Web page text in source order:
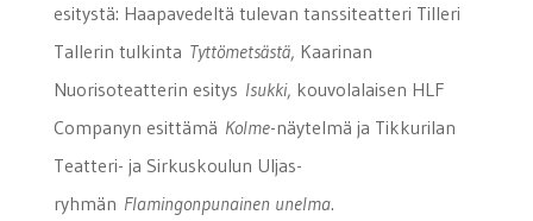
esitystä: Haapavedeltä tulevan tanssiteatteri Tilleri
Tallerin tulkinta Tyttömetsästä, Kaarinan
Nuorisoteatterin esitys Isukki, kouvolalaisen HLF
Companyn esittämä Kolme-näytelmä ja Tikkurilan
Teatteri- ja Sirkuskoulun Uljas-
ryhmän Flamingonpunainen unelma.